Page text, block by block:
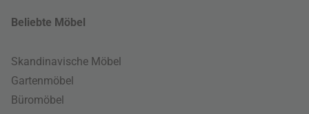
Beliebte Möbel
Skandinavische Möbel
Gartenmöbel
Büromöbel